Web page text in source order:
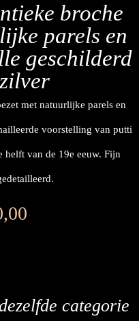
broche
parels en
geschilderd
met natuurlijke parels en
voorstelling van putti
helft van de 19e eeuw. Fijn
categorie